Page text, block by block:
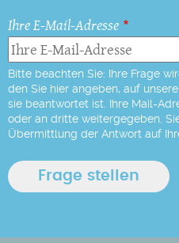
Ihre E-Mail-Adresse
Bitte beachten Sie: Ihre Frage
den Sie hier angeben, auf
sie beantwortet ist. Ihre Mail-
oder an dritte weitergegeben.
Übermittlung der Antwort auf